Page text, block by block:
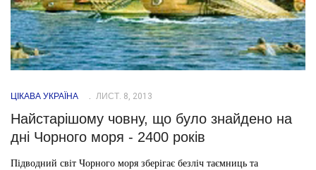
ЦІКАВА УКРАЇНА ЛИСТ. 8, 2013
Найстарішому човну, що було знайдено на
дні Чорного моря - 2400 років
Підводний світ Чорного моря зберігає безліч таємниць та